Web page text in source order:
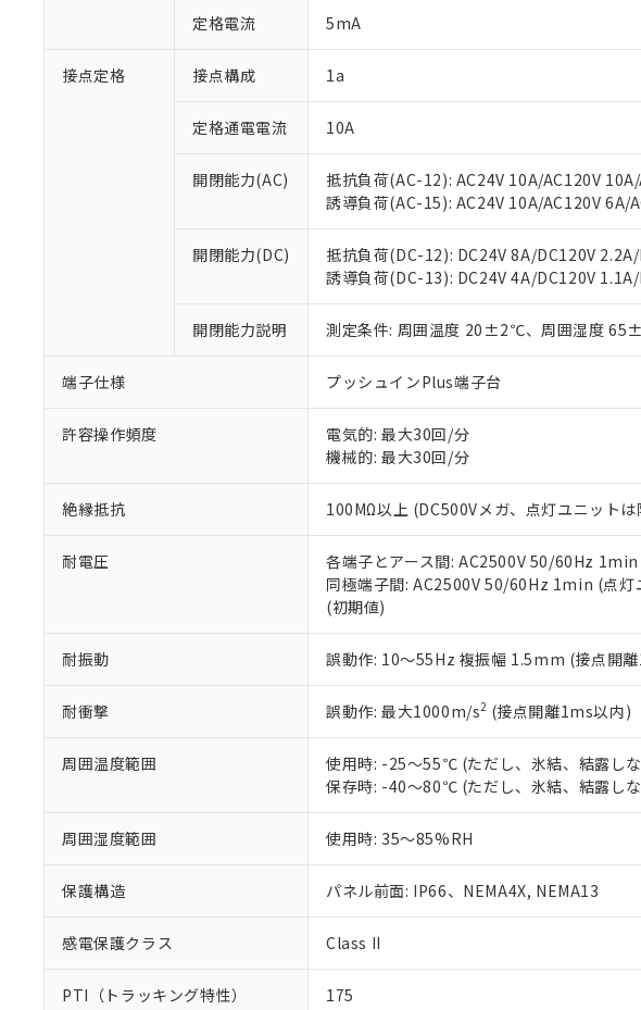
定格電流 5mA
接点定格 接点構成 1a
定格通電電流 10A
開閉能力(AC)
抵抗負荷(AC-12): AC24V 10A/AC120V
誘導負荷(AC-15): AC24V 10A/AC120V 6A/
開閉能力(DC)
抵抗負荷(DC-12): DC24V 8A/DC120V
誘導負荷(DC-13): DC24V 4A/DC120V
開閉能力説明 測定条件: 周囲温度 20±2℃、周囲湿度
端子仕様 プッシュインPlus端子台
許容操作頻度
電気的: 最大30回/分
機械的: 最大30回/分
絶縁抵抗 100MΩ以上 (DC500Vメガ、点灯ユニットは
耐電圧
各端子とアース間: AC2500V 50/60Hz 1min
同極端子間: AC2500V 50/60Hz 1min (点灯
(初期値)
耐振動 誤動作: 10～55Hz 複振幅 1.5mm (接点開
耐衝撃 誤動作: 最大1000m/s2 (接点開離1ms以内)
周囲温度範囲
使用時: -25～55℃ (ただし、氷結、結露し
保存時: -40～80℃ (ただし、氷結、結露し
周囲湿度範囲 使用時: 35～85%RH
保護構造 パネル前面: IP66、NEMA4X, NEMA13
感電保護クラス Class II
PTI（トラッキング特性） 175
正式な納期状況および標準価格は
当社販売員にご相談ください。
オムロン制御機器販売店や当社販
在庫状況および標準価格結果を当
す。
マイパーツ機能（部品リスト作成
ている必要があります。
が、当社の製品・サービスに関す
さい。
※当社の共同利用者とは、
いる法人を指します。
*EU RoHS指令（10物質）：
六価クロム(Cr(Ⅵ)) 1000ppm以下、ポリ臭化ビフェ
但し、RoHS指令で産業用監視および制御機器に対
フタル酸エステル類の４物質については閾値を超え
※2 対応予定月
部品在庫の切り替え状況などにより、
※3 非含有証明書ダウンロード
EU RoHS指令（10物質）の非含有証明
51物質の非含有証明書（当社基準）
※本証明書は発行日時点で非含有を証明
また、RoHS指令のフタル酸エステル
混在することから備考欄に対応日を記載
既に当社にて対応品への在庫切替を完
「×」：最大均質材料含有率が中国
「－」：未確認です。当社販売部門へお
Pb(鉛) :1000ppm、 Hg(水銀) : 1000ppm、 Cd(カド
DBP(フタル酸ジブチル) : 1000ppm、 DIBP(フタル
※2 環境保護使用期限
「ｅ」：有害物質（10物質）のすべてが
「10」：通常の使用状況下において有
味します。
「－」：未確認です。当社販売部門へお
う）を輸出または国外への提供す
置等に一切使用いたしません。
当社は、貴社製品を第三者に販売
また当社は、販売先および販売に
たしません。
記
説明
△ 一定数には満たないが在庫あ
－
在庫なし(最新の在庫状況につ
機器販売店・当社販売員にご
空
白
受注生産機種、また在庫状況